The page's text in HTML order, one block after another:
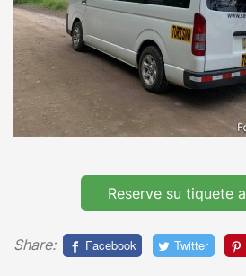
Reserve su tiquete
Share: Facebook Twitter